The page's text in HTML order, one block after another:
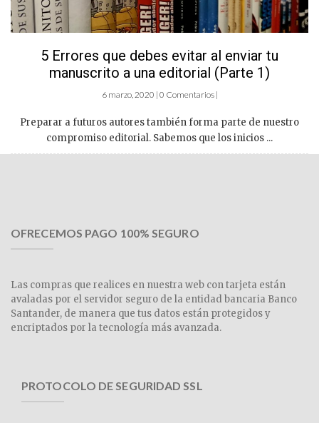
5 Errores que debes evitar al enviar tu
manuscrito a una editorial (Parte 1)
6 marzo, 2020 | 0 Comentarios |
Preparar a futuros autores también forma parte de nuestro
compromiso editorial. Sabemos que los inicios ...
OFRECEMOS PAGO 100% SEGURO
Las compras que realices en nuestra web con tarjeta están
avaladas por el servidor seguro de la entidad bancaria Banco
Santander, de manera que tus datos están protegidos y
encriptados por la tecnología más avanzada.
PROTOCOLO DE SEGURIDAD SSL